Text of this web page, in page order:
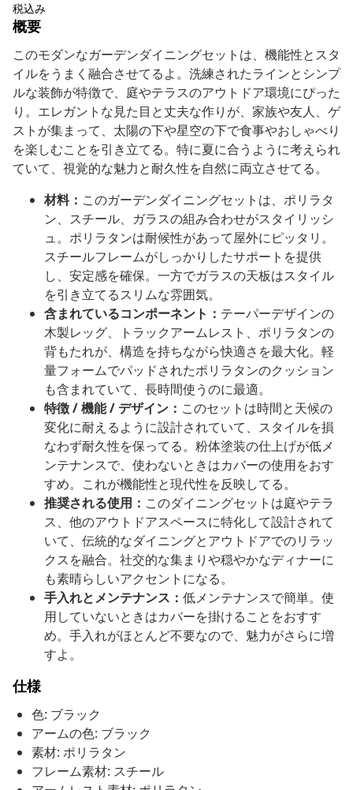
税込み
概要
このモダンなガーデンダイニングセットは、機能性とスタ
イルをうまく融合させてるよ。洗練されたラインとシンプ
ルな装飾が特徴で、庭やテラスのアウトドア環境にぴった
り。エレガントな見た目と丈夫な作りが、家族や友人、ゲ
ストが集まって、太陽の下や星空の下で食事やおしゃべり
を楽しむことを引き立てる。特に夏に合うように考えられ
ていて、視覚的な魅力と耐久性を自然に両立させてる。
材料： このガーデンダイニングセットは、ポリラタ
ン、スチール、ガラスの組み合わせがスタイリッシ
ュ。ポリラタンは耐候性があって屋外にピッタリ。
スチールフレームがしっかりしたサポートを提供
し、安定感を確保。一方でガラスの天板はスタイル
を引き立てるスリムな雰囲気。
含まれているコンポーネント： テーパーデザインの
木製レッグ、トラックアームレスト、ポリラタンの
背もたれが、構造を持ちながら快適さを最大化。軽
量フォームでパッドされたポリラタンのクッション
も含まれていて、長時間使うのに最適。
特徴 / 機能 / デザイン： このセットは時間と天候の
変化に耐えるように設計されていて、スタイルを損
なわず耐久性を保ってる。粉体塗装の仕上げが低メ
ンテナンスで、使わないときはカバーの使用をおす
すめ。これが機能性と現代性を反映してる。
推奨される使用： このダイニングセットは庭やテラ
ス、他のアウトドアスペースに特化して設計されて
いて、伝統的なダイニングとアウトドアでのリラッ
クスを融合。社交的な集まりや穏やかなディナーに
も素晴らしいアクセントになる。
手入れとメンテナンス： 低メンテナンスで簡単。使
用していないときはカバーを掛けることをおすす
め。手入れがほとんど不要なので、魅力がさらに増
すよ。
仕様
色: ブラック
アームの色: ブラック
素材: ポリラタン
フレーム素材: スチール